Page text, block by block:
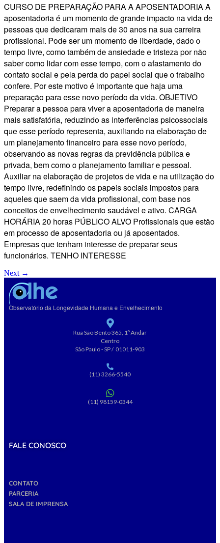
CURSO DE PREPARAÇÃO PARA A APOSENTADORIA A
aposentadoria é um momento de grande impacto na vida de
pessoas que dedicaram mais de 30 anos na sua carreira
profissional. Pode ser um momento de liberdade, dado o
tempo livre, como também de ansiedade e tristeza por não
saber como lidar com esse tempo, com o afastamento do
contato social e pela perda do papel social que o trabalho
confere. Por este motivo é importante que haja uma
preparação para esse novo período da vida. OBJETIVO
Preparar a pessoa para viver a aposentadoria de maneira
mais satisfatória, reduzindo as interferências psicossociais
que esse período representa, auxiliando na elaboração de
um planejamento financeiro para esse novo período,
observando as novas regras da previdência pública e
privada, bem como o planejamento familiar e pessoal.
Auxiliar na elaboração de projetos de vida e na utilização do
tempo livre, redefinindo os papeis sociais impostos para
aqueles que saem da vida profissional, com base nos
conceitos de envelhecimento saudável e ativo. CARGA
HORÁRIA 20 horas PÚBLICO ALVO Profissionais que estão
em processo de aposentadoria ou já aposentados.
Empresas que tenham interesse de preparar seus
funcionários. TENHO INTERESSE
Next →
Observatório da Longevidade Humana e Envelhecimento
Rua São Bento 365, 1º Andar
Centro
São Paulo - SP / 01011-903
(11) 3266-5540
(11) 98159-0344
FALE CONOSCO
CONTATO
PARCERIA
SALA DE IMPRENSA